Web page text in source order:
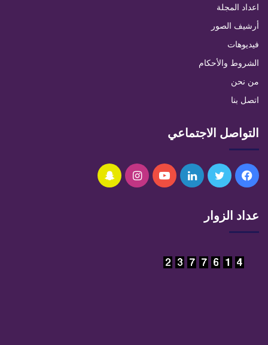
اعداد المجلة
أرشيف الصور
فيديوهات
الشروط والأحكام
من نحن
اتصل بنا
التواصل الاجتماعي
فيسبوكتويتر لينكدإنيوتيوبانستقرامسناب
عداد الزوار